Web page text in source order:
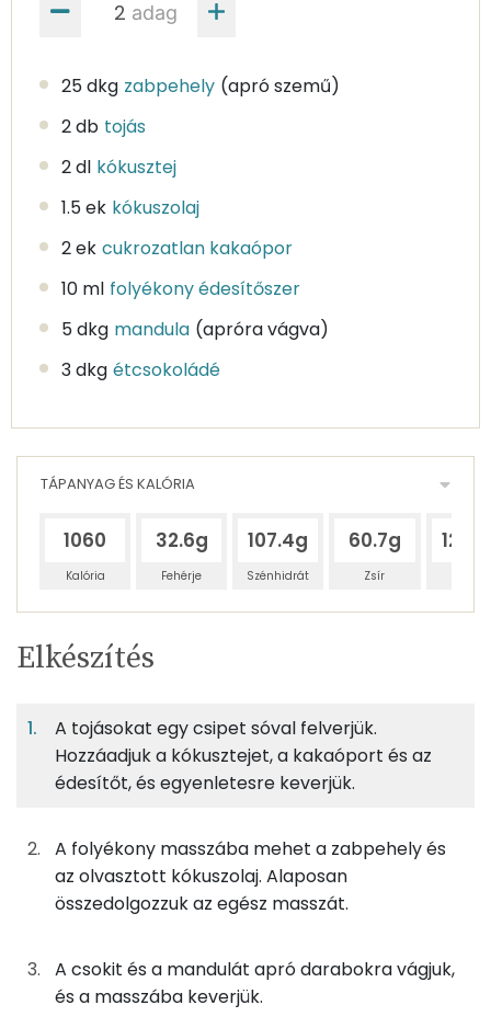
adag
25 dkg zabpehely (apró szemű)
2 db tojás
2 dl kókusztej
1.5 ek kókuszolaj
2 ek cukrozatlan kakaópor
10 ml folyékony édesítőszer
5 dkg mandula (apróra vágva)
3 dkg étcsokoládé
TÁPANYAG ÉS KALÓRIA
1060
Kalória
32.6g
Fehérje
107.4g
Szénhidrát
60.7g
Zsír
Egy
adagban
10%
Fehérje
33%
Szénhidrát
19%
Zsír
55gtojás
8gkókuszolaj
67 kcal
TÁPANYAGTARTALOM
Egy
adagban
2
adagban
100
grammban
TOP ásványi anyagok
Magnézium
Elkészítés
A tojásokat egy csipet sóval felverjük.
Hozzáadjuk a kókusztejet, a kakaóport és az
édesítőt, és egyenletesre keverjük.
A folyékony masszába mehet a zabpehely és
az olvasztott kókuszolaj. Alaposan
összedolgozzuk az egész masszát.
A csokit és a mandulát apró darabokra vágjuk,
és a masszába keverjük.